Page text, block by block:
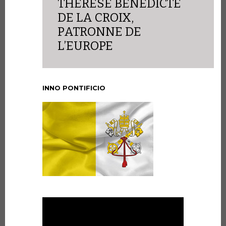
THÉRÈSE BÉNÉDICTE
DE LA CROIX,
PATRONNE DE
L’EUROPE
INNO PONTIFICIO